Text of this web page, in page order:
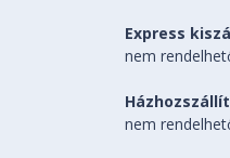
Express
nem
nem